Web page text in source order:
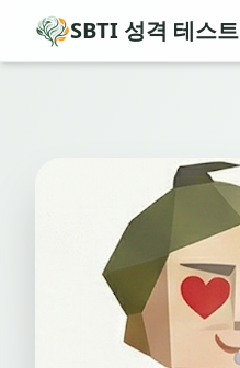
SBTI 성격 테스트